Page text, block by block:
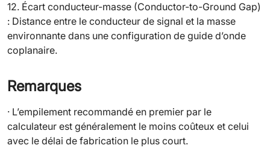
12. Écart conducteur-masse (Conductor-to-Ground Gap)
: Distance entre le conducteur de signal et la masse
environnante dans une configuration de guide d’onde
coplanaire.
Remarques
· L’empilement recommandé en premier par le
calculateur est généralement le moins coûteux et celui
avec le délai de fabrication le plus court.